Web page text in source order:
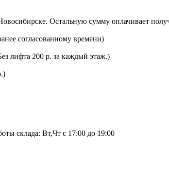
Остальную сумму оплачивает
согласованному времени)
лифта 200 р. за каждый этаж.)
склада: Вт,Чт с 17:00 до 19:00